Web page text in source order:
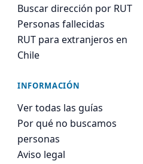
Buscar dirección por RUT
Personas fallecidas
RUT para extranjeros en
Chile
INFORMACIÓN
Ver todas las guías
Por qué no buscamos
personas
Aviso legal